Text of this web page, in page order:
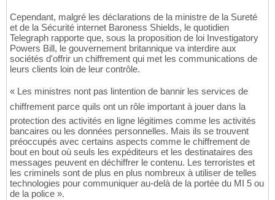
Cependant, malgré les déclarations de la ministre de la Sureté
et de la Sécurité internet Baroness Shields, le quotidien
Telegraph rapporte que, sous la proposition de loi Investigatory
Powers Bill, le gouvernement britannique va interdire aux
sociétés d'offrir un chiffrement qui met les communications de
leurs clients loin de leur contrôle.
« Les ministres nont pas lintention de bannir les services de
chiffrement parce quils ont un rôle important à jouer dans la
protection des activités en ligne légitimes comme les activités
bancaires ou les données personnelles. Mais ils se trouvent
préoccupés avec certains aspects comme le chiffrement de
bout en bout où seuls les expéditeurs et les destinataires des
messages peuvent en déchiffrer le contenu. Les terroristes et
les criminels sont de plus en plus nombreux à utiliser de telles
technologies pour communiquer au-delà de la portée du MI 5 ou
de la police ».